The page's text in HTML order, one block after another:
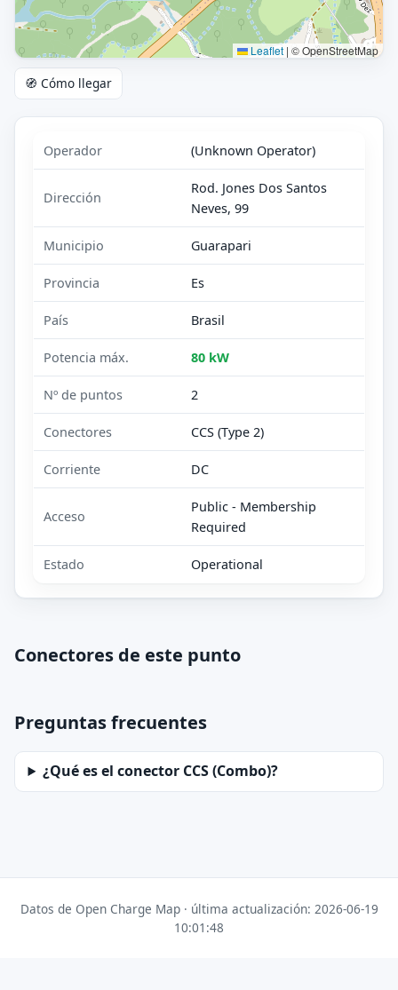
Leaflet | © OpenStreetMap
🧭 Cómo llegar
Operador (Unknown Operator)
Dirección
Rod. Jones Dos Santos
Neves, 99
Municipio Guarapari
Provincia Es
País Brasil
Potencia máx. 80 kW
Nº de puntos 2
Conectores CCS (Type 2)
Corriente DC
Acceso
Public - Membership
Required
Estado Operational
Conectores de este punto
Preguntas frecuentes
¿Qué es el conector CCS (Combo)?
Datos de Open Charge Map · última actualización: 2026-06-19
10:01:48